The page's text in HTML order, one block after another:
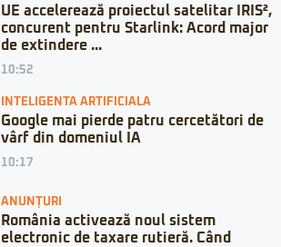
UE accelerează proiectul satelitar IRIS²,
concurent pentru Starlink: Acord major
de extindere ...
10:52
INTELIGENTA ARTIFICIALA
Google mai pierde patru cercetători de
vârf din domeniul IA
10:17
ANUNȚURI
România activează noul sistem
electronic de taxare rutieră. Când